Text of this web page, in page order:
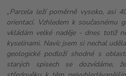
„Parcela leží poměrně vysoko, asi
orientací. Vzhledem k současnému
vkládám velké naděje - dnes totiž
kyselinami. Navíc jsem si nechal
geologické podloží shodné s
starých spisech se dozvídáme,